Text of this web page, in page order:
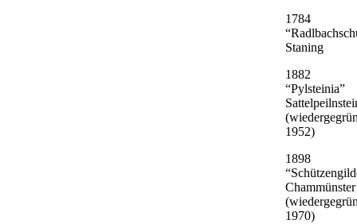
1784
Staning
1882
“Pylsteinia”
1952)
1898
Chammünster
1970)